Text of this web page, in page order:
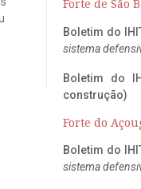
Forte de São
Boletim do
sistema
Boletim do
construção)
Forte do
Boletim do
sistema